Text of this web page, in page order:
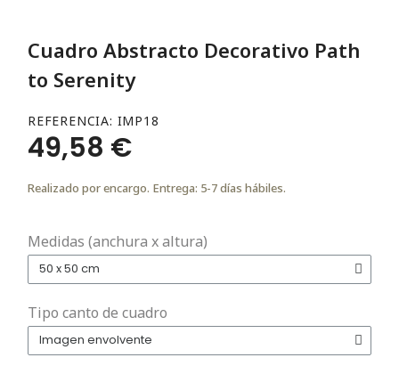
Cuadro Abstracto Decorativo Path
to Serenity
REFERENCIA IMP18
49,58 €
Realizado por encargo. Entrega: 5-7 días hábiles.
Medidas (anchura x altura)
Tipo canto de cuadro